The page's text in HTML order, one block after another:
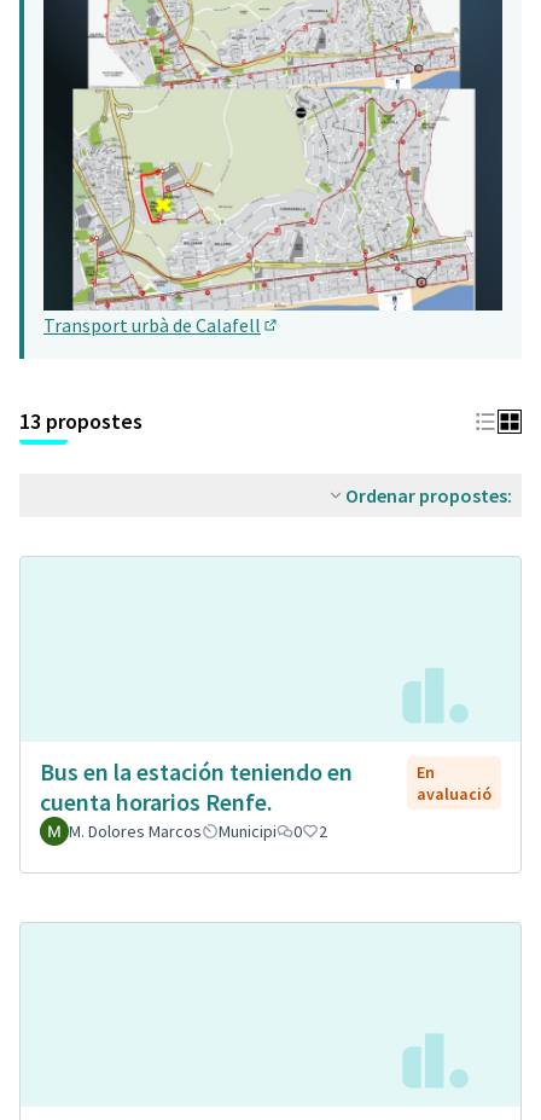
Transport urbà de Calafell
13 propostes
Ordenar propostes:
Bus en la estación teniendo en
cuenta horarios Renfe.
En
avaluació
M. Dolores Marcos
Municipi 0 2